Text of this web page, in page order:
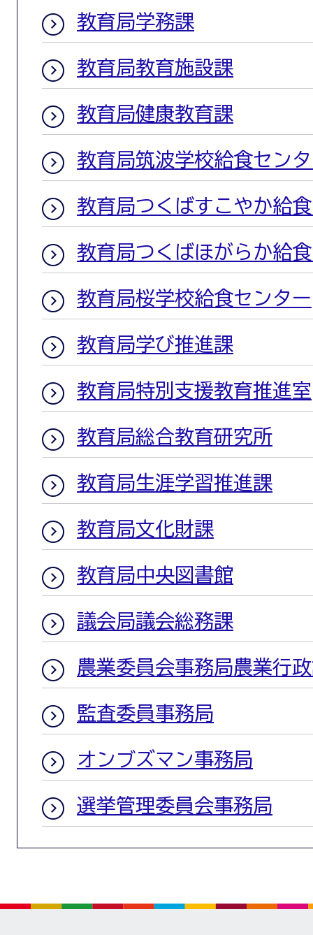
教育局学務課
教育局教育施設課
教育局健康教育課
教育局筑波学校給食セン
教育局つくばすこやか給
教育局つくばほがらか給
教育局桜学校給食センター
教育局学び推進課
教育局特別支援教育推進室
教育局総合教育研究所
教育局生涯学習推進課
教育局文化財課
教育局中央図書館
議会局議会総務課
農業委員会事務局農業行
監査委員事務局
オンブズマン事務局
選挙管理委員会事務局